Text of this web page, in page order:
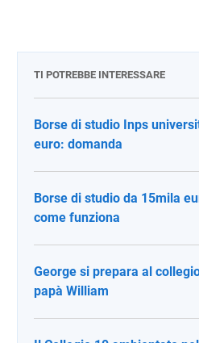
TI POTREBBE INTERESSARE
Borse di studio Inps
euro: domanda
Borse di studio da 15mila
come funziona
George si prepara al
papà William